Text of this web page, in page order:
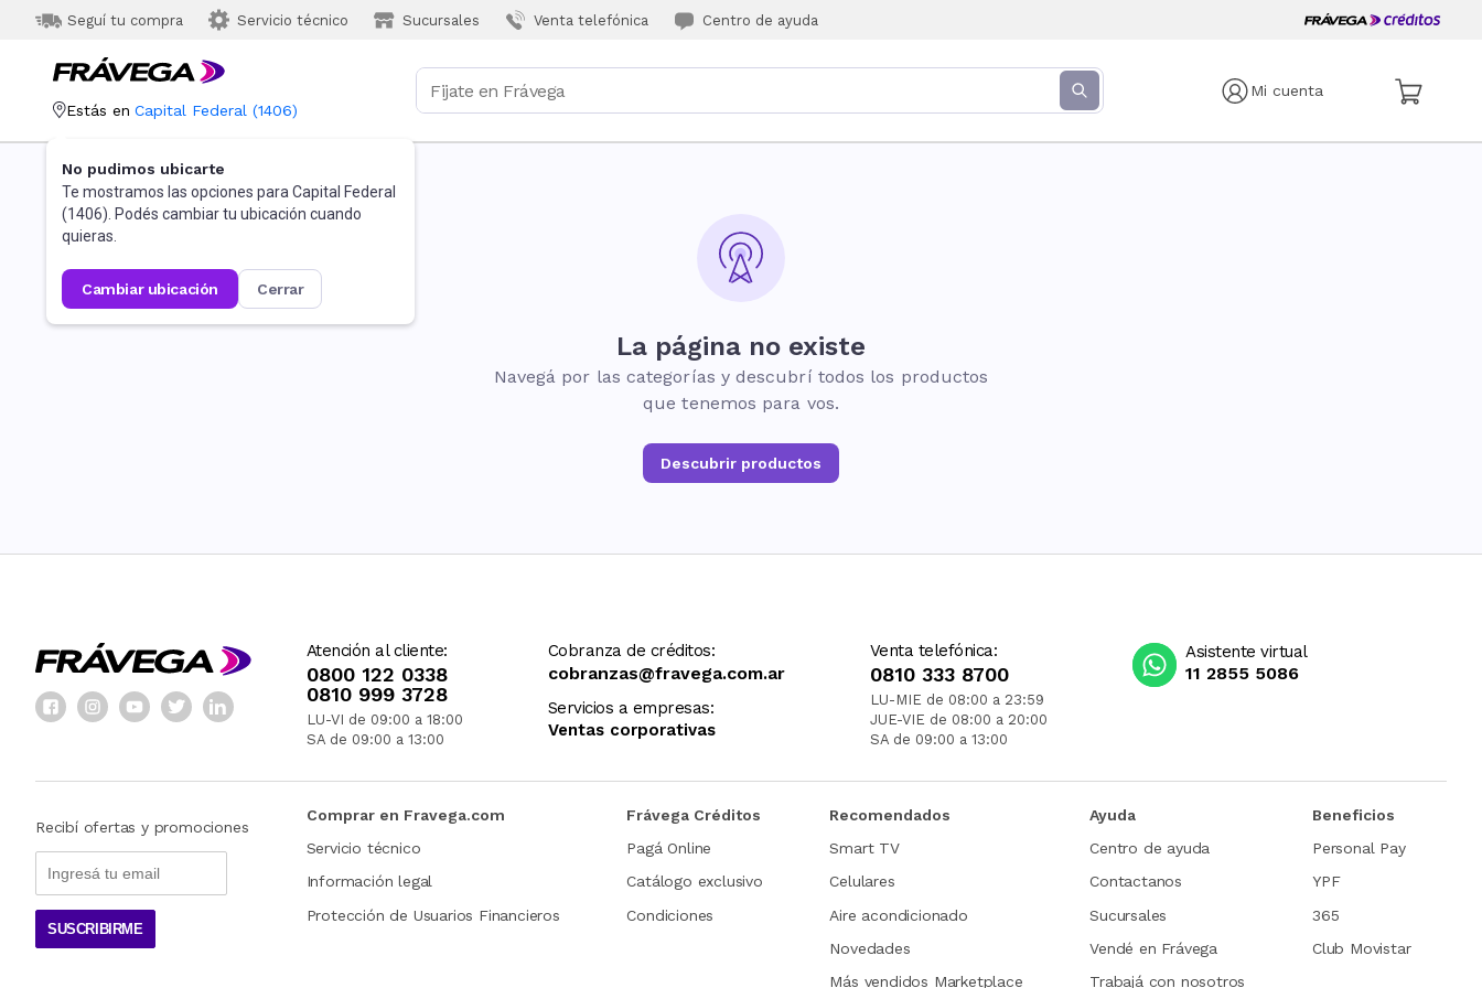
Seguí tu compra Servicio técnico Sucursales Venta telefónica Centro de ayuda
Mi cuenta
Estás en Capital Federal (1406)
No pudimos ubicarte
Te mostramos las opciones para Capital Federal
(1406). Podés cambiar tu ubicación cuando
quieras.
cambiar ubicación cerrar
La página no existe
Navegá por las categorías y descubrí todos los productos
que tenemos para vos.
Descubrir productos
Atención al cliente:
0800 122 0338
0810 999 3728
LU-VI de 09:00 a 18:00
SA de 09:00 a 13:00
Cobranza de créditos:
cobranzas@fravega.com.ar
Servicios a empresas:
Ventas corporativas
Venta telefónica:
0810 333 8700
LU-MIE de 08:00 a 23:59
JUE-VIE de 08:00 a 20:00
SA de 09:00 a 13:00
Asistente virtual
11 2855 5086
Recibí ofertas y promociones
SUSCRIBIRME
Comprar en Fravega.com
Servicio técnico
Información legal
Protección de Usuarios Financieros
Frávega Créditos
Pagá Online
Catálogo exclusivo
Condiciones
Recomendados
Smart TV
Celulares
Aire acondicionado
Novedades
Más vendidos Marketplace
Ayuda
Centro de ayuda
Contactanos
Sucursales
Vendé en Frávega
Trabajá con nosotros
Beneficios
Personal Pay
YPF
365
Club Movistar